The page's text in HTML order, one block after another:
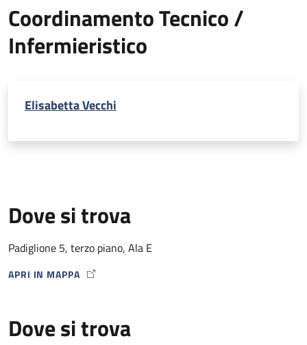
Coordinamento Tecnico /
Infermieristico
Elisabetta Vecchi
Dove si trova
Padiglione 5, terzo piano, Ala E
APRI IN MAPPA
MAP ICON
Dove si trova